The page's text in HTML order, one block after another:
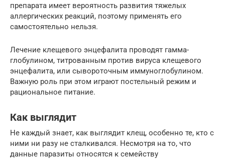
препарата имеет вероятность развития тяжелых
аллергических реакций, поэтому применять его
самостоятельно нельзя.
Лечение клещевого энцефалита проводят гамма-
глобулином, титрованным против вируса клещевого
энцефалита, или сывороточным иммуноглобулином.
Важную роль при этом играют постельный режим и
рациональное питание.
Как выглядит
Не каждый знает, как выглядит клещ, особенно те, кто с
ними ни разу не сталкивался. Несмотря на то, что
данные паразиты относятся к семейству